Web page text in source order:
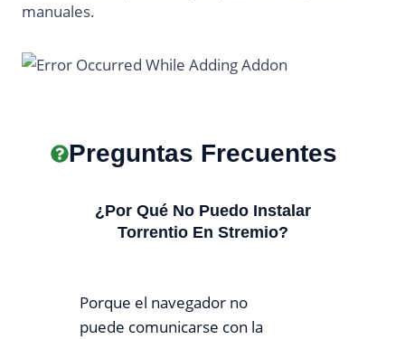
manuales.
Preguntas Frecuentes
¿Por Qué No Puedo Instalar
Torrentio En Stremio?
Porque el navegador no
puede comunicarse con la